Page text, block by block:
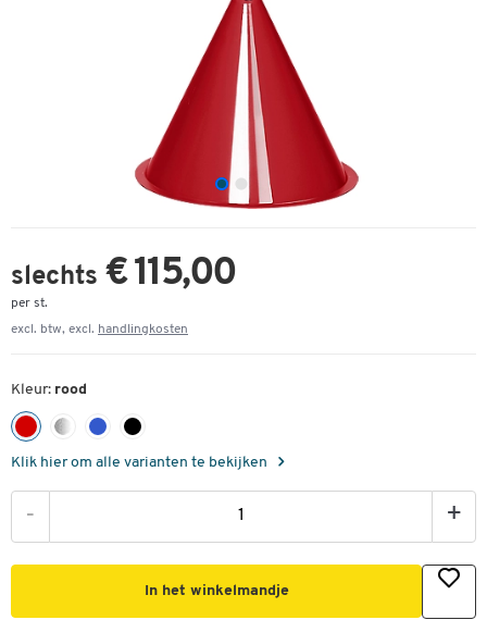
slechts € 115,00
per st.
excl. btw, excl. handlingkosten
Kleur: rood
Klik hier om alle varianten te bekijken
- +
In het winkelmandje